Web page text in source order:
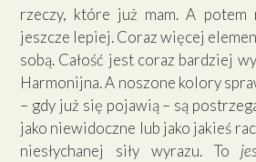
rzeczy, które już mam. A potem
jeszcze lepiej. Coraz więcej
sobą. Całość jest coraz bardziej
Harmonijna. A noszone kolory
– gdy już się pojawią – są
jako niewidoczne lub jako jakieś
niesłychanej siły wyrazu. To